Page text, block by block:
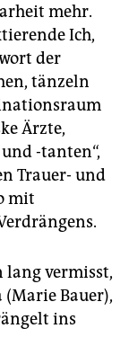
mehr.
Ich,
der
tänzeln
Ärzte,
-tanten“,
Trauer- und
mit
lang vermisst,
(Marie Bauer),
ins